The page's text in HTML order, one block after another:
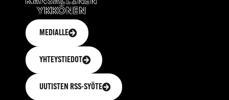
MEDIALLE
YHTEYSTIEDOT
UUTISTEN RSS-SYÖTE